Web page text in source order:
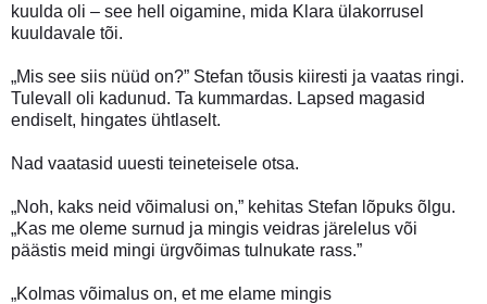
kuulda oli – see hell oigamine, mida Klara ülakorrusel
kuuldavale tõi.
„Mis see siis nüüd on?” Stefan tõusis kiiresti ja vaatas ringi.
Tulevall oli kadunud. Ta kummardas. Lapsed magasid
endiselt, hingates ühtlaselt.
Nad vaatasid uuesti teineteisele otsa.
„Noh, kaks neid võimalusi on,” kehitas Stefan lõpuks õlgu.
„Kas me oleme surnud ja mingis veidras järelelus või
päästis meid mingi ürgvõimas tulnukate rass.”
„Kolmas võimalus on, et me elame mingis